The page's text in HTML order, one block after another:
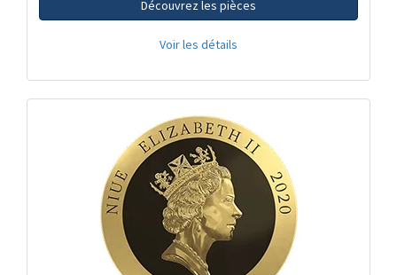
Découvrez les pièces
Voir les détails